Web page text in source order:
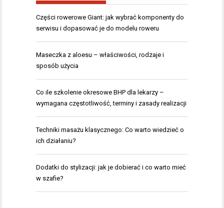
Części rowerowe Giant: jak wybrać komponenty do
serwisu i dopasować je do modelu roweru
Maseczka z aloesu – właściwości, rodzaje i
sposób użycia
Co ile szkolenie okresowe BHP dla lekarzy –
wymagana częstotliwość, terminy i zasady realizacji
Techniki masażu klasycznego: Co warto wiedzieć o
ich działaniu?
Dodatki do stylizacji: jak je dobierać i co warto mieć
w szafie?